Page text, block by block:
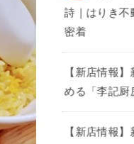
詩｜はりき不
密着
【新店情報
める「李記厨
【新店情報